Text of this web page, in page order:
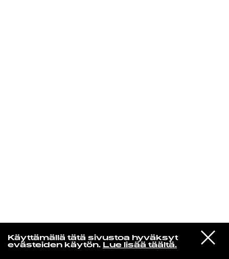
Käyttämällä tätä sivustoa hyväksyt
evästeiden käytön. Lue lisää täältä.
VIESTI
STUDIOON
Jon Hopkins
Luminous Beings